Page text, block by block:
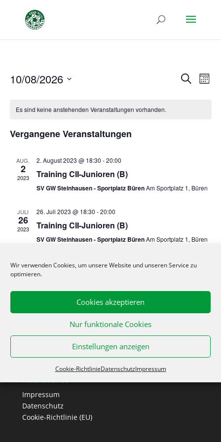
Wir verwenden Cookies, um unsere Website und unseren Service zu
optimieren.
Cookies akzeptieren
Nur funktionale Cookies
Einstellungen anzeigen
Cookie-RichtlinieDatenschutzImpressum
Suche
Monat
10/08/2026
Es sind keine anstehenden Veranstaltungen vorhanden.
Vergangene Veranstaltungen
AUG.
2
2023
2. August 2023 @ 18:30 -20:00
Training CII-Junioren (B)
SV GW Steinhausen - Sportplatz BürenAm Sportplatz 1, Büren
JULI
26
2023
26. Juli 2023 @ 18:30 -20:00
Training CII-Junioren (B)
SV GW Steinhausen - Sportplatz BürenAm Sportplatz 1, Büren
JULI
19
19. Juli 2023 @ 18:30-20:00
Training CII-Junioren (B)
SV GW Steinhausen - Sportplatz BürenAm Sportplatz 1, Büren
Rechtliches
Impressum
Datenschutz
Cookie-Richtlinie (EU)